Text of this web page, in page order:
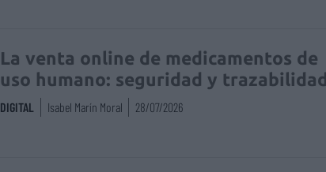
La venta online de medicamentos de
uso humano: seguridad y trazabilidad
DIGITAL Isabel Marín Moral 28/07/2026